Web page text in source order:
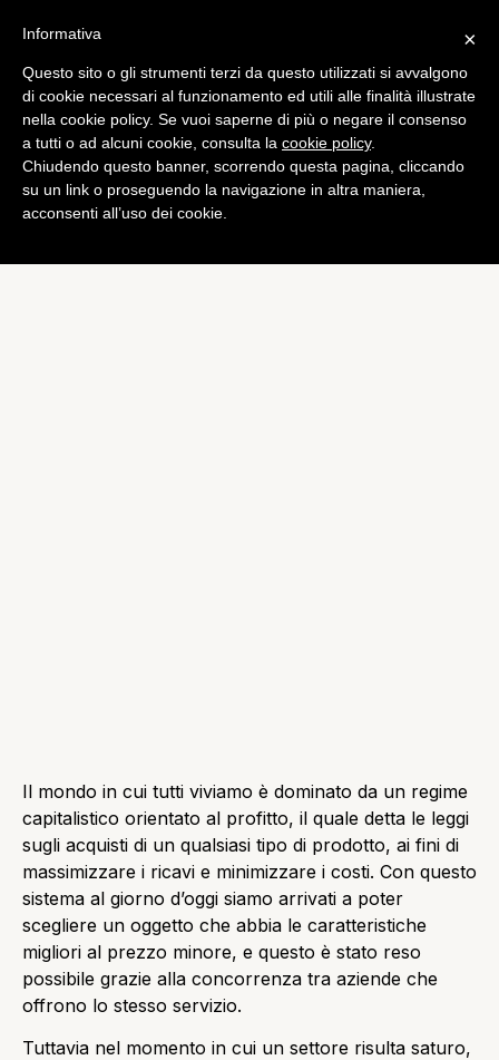
Tech
In arrivo nuovi diritti per i
consumatori che
acquistano online
diGianluca Belloni
Il mondo in cui tutti viviamo è dominato da un regime
capitalistico orientato al profitto, il quale detta le leggi
sugli acquisti di un qualsiasi tipo di prodotto, ai fini di
massimizzare i ricavi e minimizzare i costi. Con questo
sistema al giorno d’oggi siamo arrivati a poter
scegliere un oggetto che abbia le caratteristiche
migliori al prezzo minore, e questo è stato reso
possibile grazie alla concorrenza tra aziende che
offrono lo stesso servizio.
Tuttavia nel momento in cui un settore risulta saturo,
×
Informativa
Questo sito o gli strumenti terzi da questo utilizzati si avvalgono
di cookie necessari al funzionamento ed utili alle finalità illustrate
nella cookie policy. Se vuoi saperne di più o negare il consenso
a tutti o ad alcuni cookie, consulta la cookie policy.
Chiudendo questo banner, scorrendo questa pagina, cliccando
su un link o proseguendo la navigazione in altra maniera,
acconsenti all’uso dei cookie.